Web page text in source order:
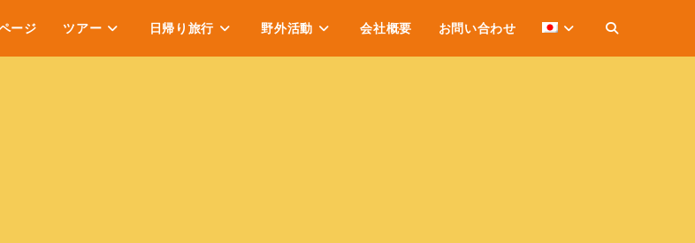
ージ ツアー 日帰り旅行 野外活動 会社概要 お問い合わせ